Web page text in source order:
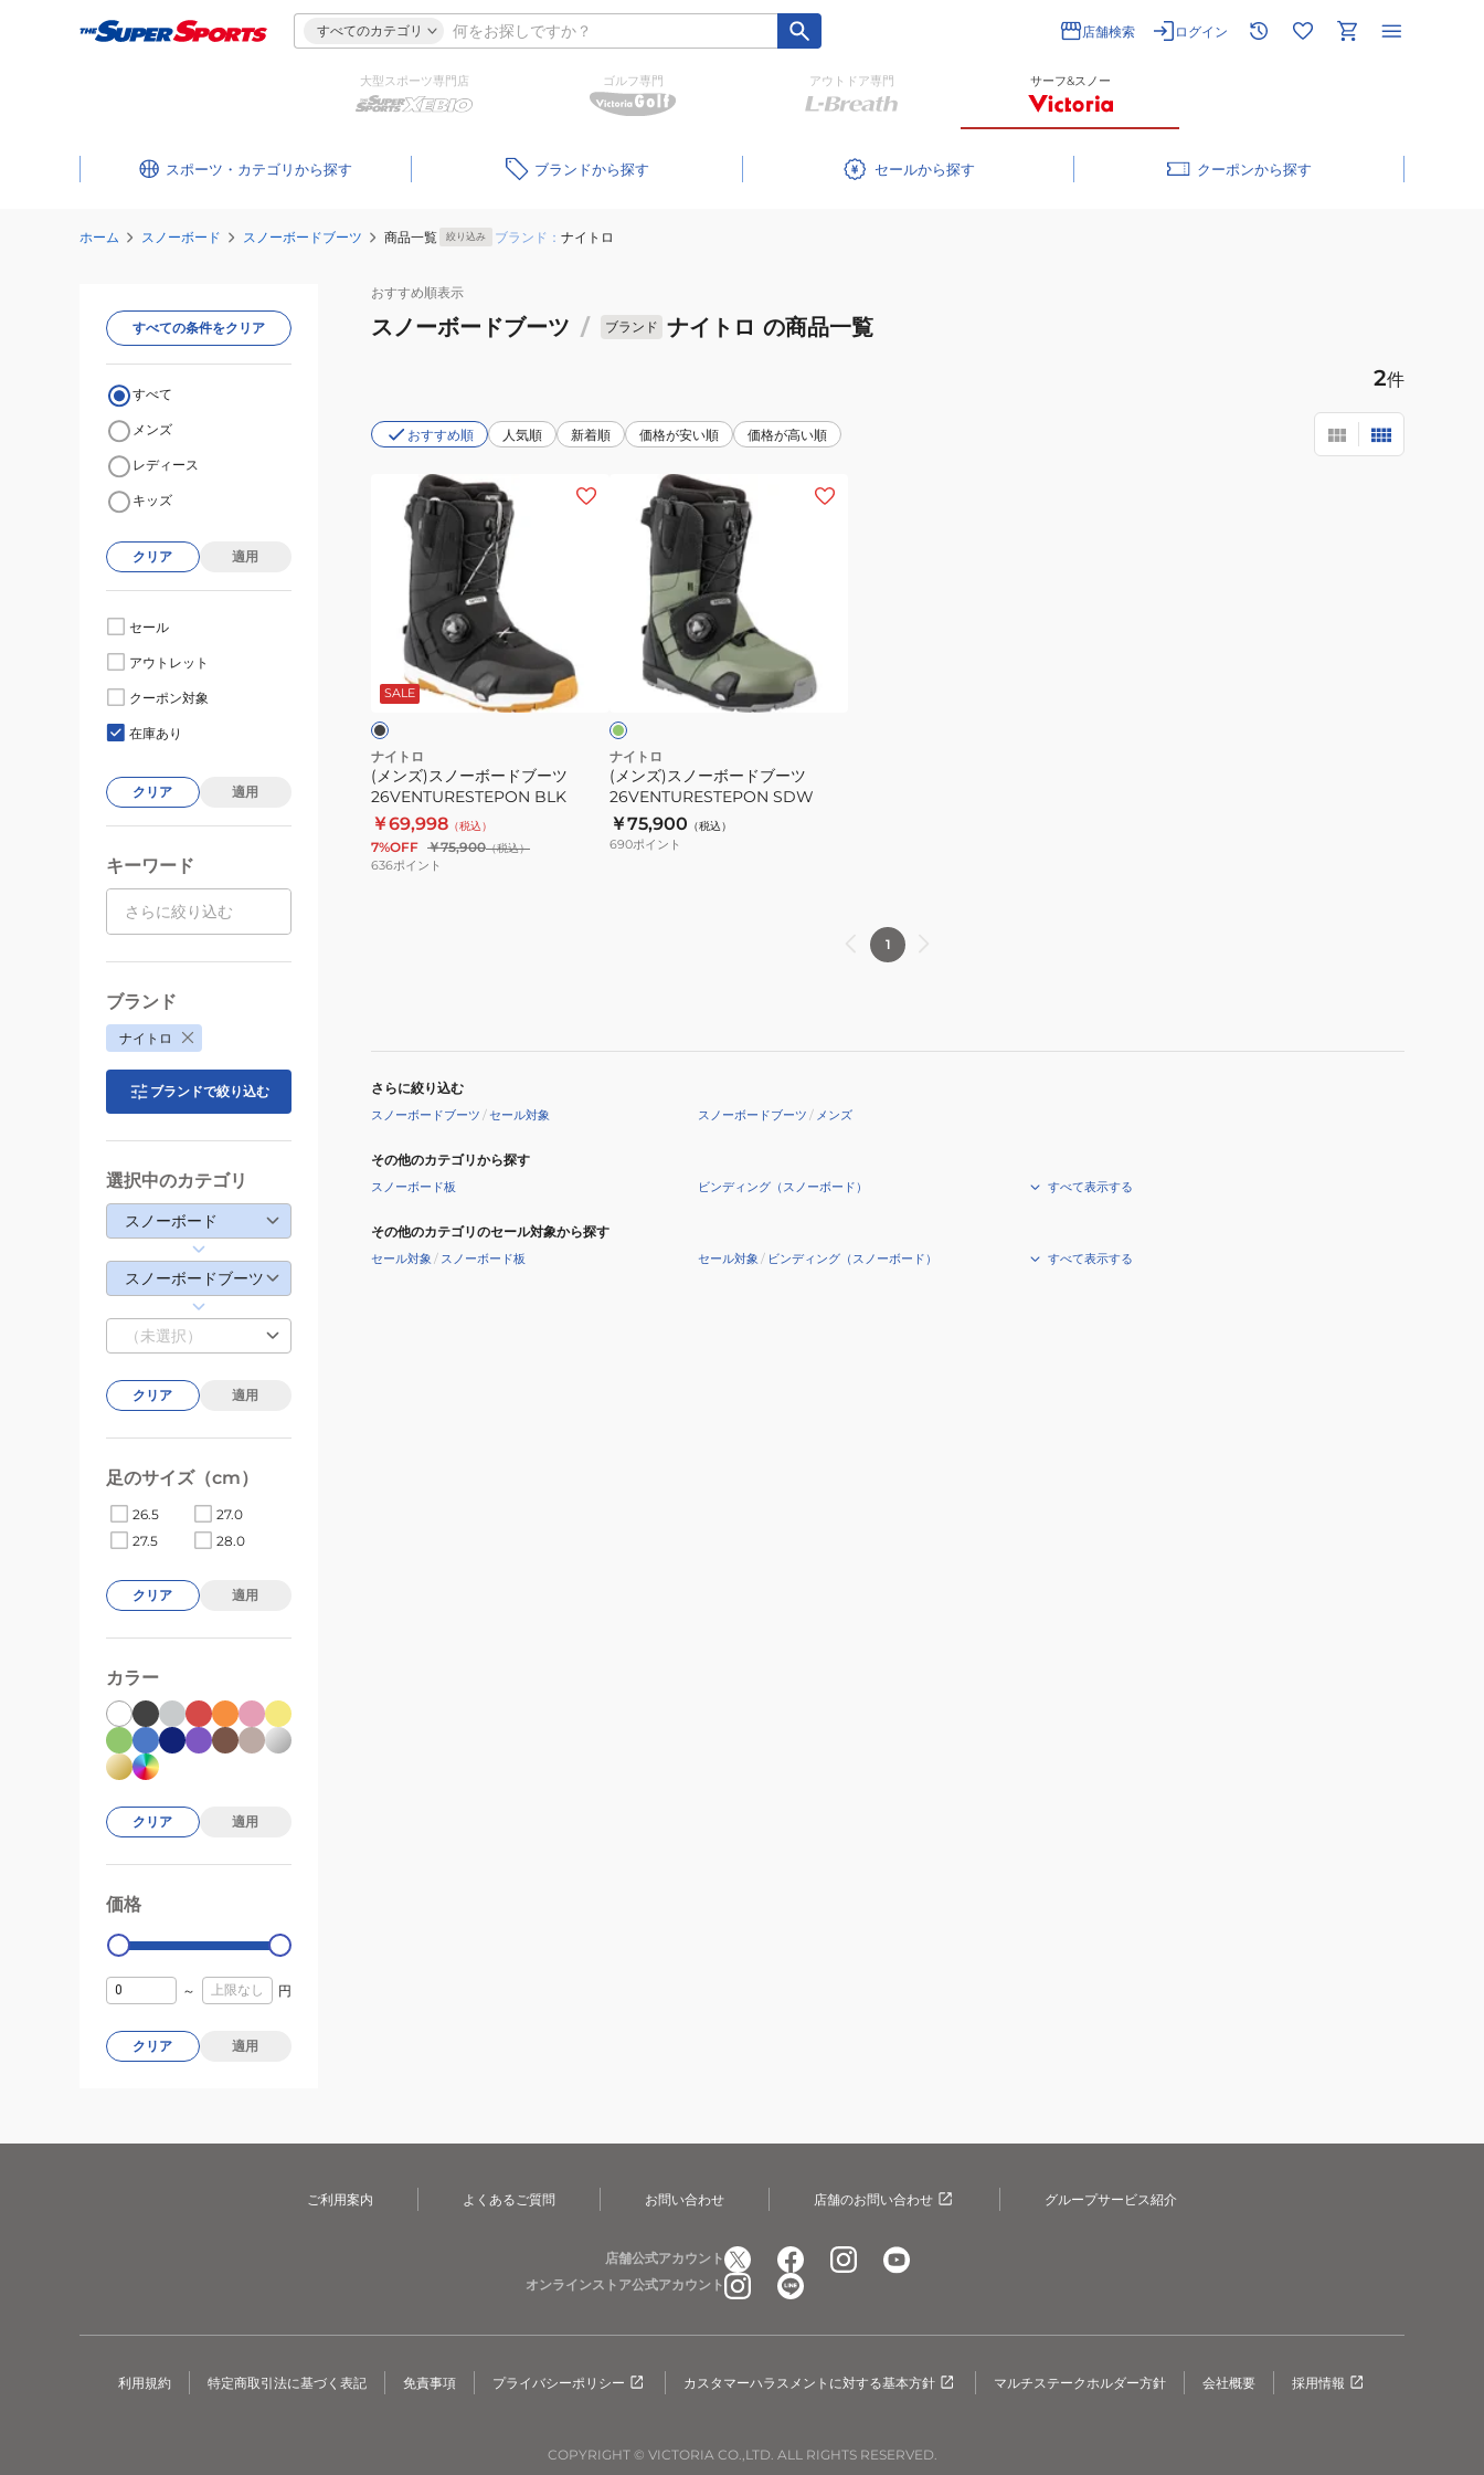
すべてのカテゴリ 店舗検索 ログイン
大型スポーツ専門店 ゴルフ専門 アウトドア専門 サーフ&スノー
スポーツ・カテゴリ ブランド セール クーポン
ホーム スノーボード スノーボードブーツ 商品一覧 絞り込み ブランド： ナイトロ
おすすめ順表示
スノーボードブーツ / ブランド ナイトロ の商品一覧
2件
おすすめ順 人気順 新着順 価格が安い順 価格が高い順
ド
ブ
ー
ツ
26VENTURESTEPON
BLK
SALE
ナイトロ
(メンズ)スノーボードブーツ
26VENTURESTEPON BLK
￥69,998 （税込）
7%OFF ￥75,900（税込）
636ポイント
ブ
ー
ツ
26VENTURESTEPON
SDW
グ
リ
ー
ン
ナイトロ
(メンズ)スノーボードブーツ
26VENTURESTEPON SDW
￥75,900 （税込）
690ポイント
1
さらに絞り込む
スノーボードブーツ /セール対象 スノーボードブーツ / メンズ
その他のカテゴリから探す
スノーボード板 ビンディング（スノーボード） すべて表示する
その他のカテゴリのセール対象から探す
セール対象 / スノーボード板 セール対象 / ビンディング（スノーボード） すべて表示する
すべての条件をクリア
すべて
メンズ
レディース
キッズ
クリア 適用
セール
アウトレット
クーポン対象
在庫あり
クリア 適用
キーワード
ブランド
ナイトロ
ブランドで絞り込む
選択中のカテゴリ
スノーボード
スノーボードブーツ
（未選択）
クリア 適用
足のサイズ（cm）
26.5
27.0
27.5
28.0
クリア 適用
カラー
クリア 適用
価格
0
～ 円
クリア 適用
ご利用案内 よくあるご質問 お問い合わせ 店舗のお問い合わせ グループサービス紹介
店舗公式アカウント
オンラインストア公式アカウント
利用規約 特定商取引法に基づく表記 免責事項 プライバシーポリシー カスタマーハラスメントに対する基本方針 マルチステークホルダー方針 会社概要 採用情報
COPYRIGHT © VICTORIA CO.,LTD. ALL RIGHTS RESERVED.